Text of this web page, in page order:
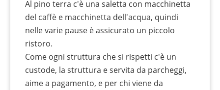
Al pino terra c'è una saletta con macchinetta
del caffè e macchinetta dell'acqua, quindi
nelle varie pause è assicurato un piccolo
ristoro.
Come ogni struttura che si rispetti c'è un
custode, la struttura e servita da parcheggi,
aime a pagamento, e per chi viene da